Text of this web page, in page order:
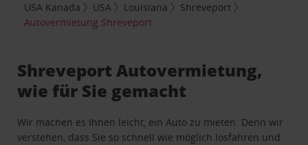
USA Kanada
USA Louisiana
Shreveport
Autovermietung Shreveport
Shreveport Autovermietung,
wie für Sie gemacht
Wir machen es Ihnen leicht, ein Auto zu mieten. Denn wir
verstehen, dass Sie so schnell wie möglich losfahren und